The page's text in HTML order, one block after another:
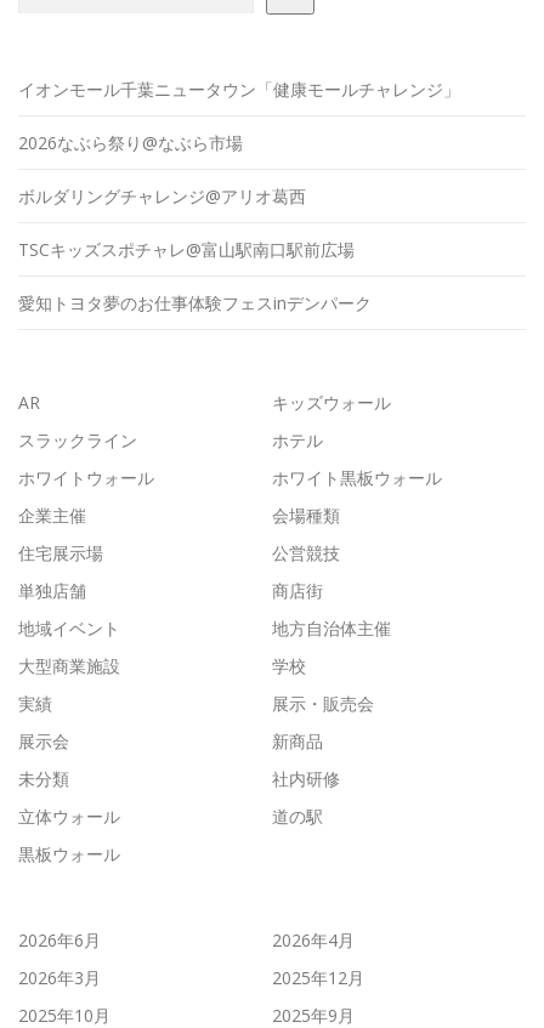
イオンモール千葉ニュータウン「健康モールチャレンジ」
2026なぶら祭り@なぶら市場
ボルダリングチャレンジ@アリオ葛西
TSCキッズスポチャレ@富山駅南口駅前広場
愛知トヨタ夢のお仕事体験フェスinデンパーク
AR
キッズウォール
スラックライン
ホテル
ホワイトウォール
ホワイト黒板ウォール
企業主催
会場種類
住宅展示場
公営競技
単独店舗
商店街
地域イベント
地方自治体主催
大型商業施設
学校
実績
展示・販売会
展示会
新商品
未分類
社内研修
立体ウォール
道の駅
黒板ウォール
2026年6月
2026年4月
2026年3月
2025年12月
2025年10月
2025年9月